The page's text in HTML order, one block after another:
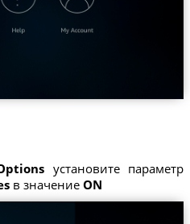
установите параметр
в значение ON